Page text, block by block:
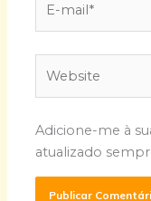
Adicione-me à
atualizado